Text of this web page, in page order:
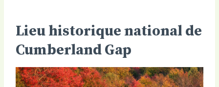
Lieu historique national de
Cumberland Gap